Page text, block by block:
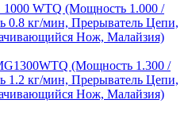
1000 WTQ (Мощность 1.000 /
0.8 кг/мин, Прерыватель Цепи,
Нож, Малайзия)